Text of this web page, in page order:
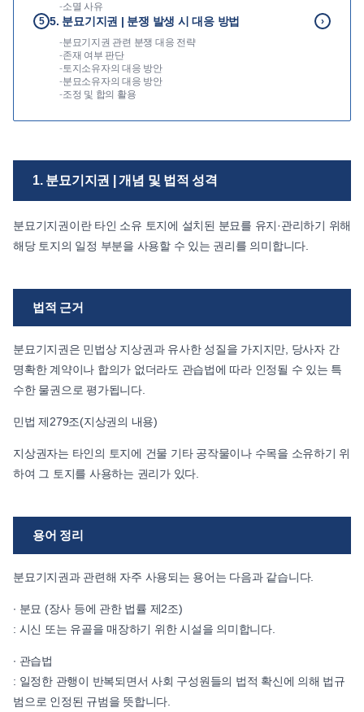
-소멸 사유
5 5. 분묘기지권 | 분쟁 발생 시 대응 방법
›
-분묘기지권 관련 분쟁 대응 전략
-존재 여부 판단
-토지소유자의 대응 방안
-분묘소유자의 대응 방안
-조정 및 합의 활용
1. 분묘기지권 | 개념 및 법적 성격
분묘기지권이란 타인 소유 토지에 설치된 분묘를 유지·관리하기 위해
해당 토지의 일정 부분을 사용할 수 있는 권리를 의미합니다.
법적 근거
분묘기지권은 민법상 지상권과 유사한 성질을 가지지만, 당사자 간
명확한 계약이나 합의가 없더라도 관습법에 따라 인정될 수 있는 특
수한 물권으로 평가됩니다.
민법 제279조(지상권의 내용)
지상권자는 타인의 토지에 건물 기타 공작물이나 수목을 소유하기 위
하여 그 토지를 사용하는 권리가 있다.
용어 정리
분묘기지권과 관련해 자주 사용되는 용어는 다음과 같습니다.
∙ 분묘 (장사 등에 관한 법률 제2조)
: 시신 또는 유골을 매장하기 위한 시설을 의미합니다.
∙ 관습법
: 일정한 관행이 반복되면서 사회 구성원들의 법적 확신에 의해 법규
범으로 인정된 규범을 뜻합니다.